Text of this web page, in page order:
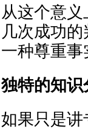
从这个意
几次成功
一种尊重
独特的知识
如果只是